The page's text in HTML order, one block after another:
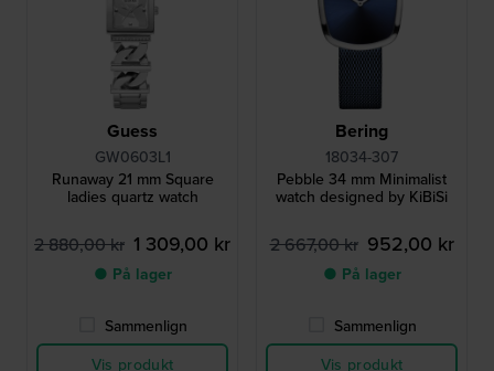
Guess
GW0603L1
Runaway 21 mm Square
ladies quartz watch
2 880,00 kr 1 309,00 kr
● På lager
Sammenlign
Vis produkt
Bering
18034-307
Pebble 34 mm Minimalist
watch designed by KiBiSi
2 667,00 kr 952,00 kr
● På lager
Sammenlign
Vis produkt